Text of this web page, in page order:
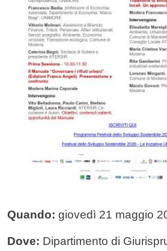
Quando: giovedì 21 maggio
Dove: Dipartimento di